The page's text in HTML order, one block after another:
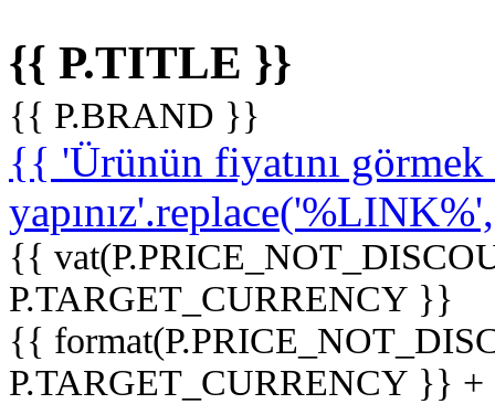
{{ P.TITLE }}
{{ P.BRAND }}
{{ 'Ürünün fiyatını
{{
P.TARGET_CURRENCY }}
{{
P.TARGET_CURRENCY }}